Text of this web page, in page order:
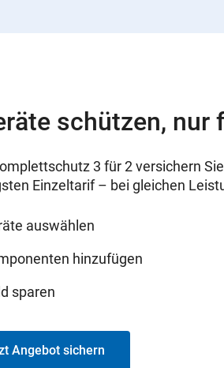
schützen, nur
3 für 2 versichern
Einzeltarif – bei gleichen
auswählen
hinzufügen
sparen
Angebot sichern